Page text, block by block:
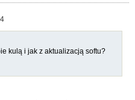
kulą i jak z aktualizacją softu?